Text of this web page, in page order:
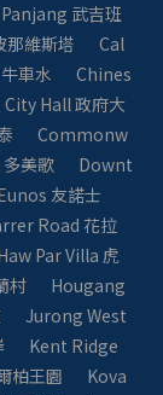
武吉班
維斯塔
Cal
車水
Chines
City Hall 政府大
Commonw
美歌
Downt
友諾士
Road 花拉
Par Villa 虎
村
Hougang
Jurong West
Kent Ridge
柏王園
Kova